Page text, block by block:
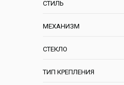
СТИЛЬ
МЕХАНИЗМ
СТЕКЛО
ТИП КРЕПЛЕНИЯ